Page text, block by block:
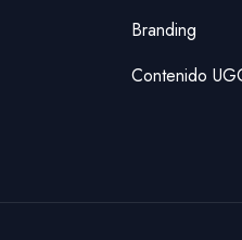
Branding
Contenido